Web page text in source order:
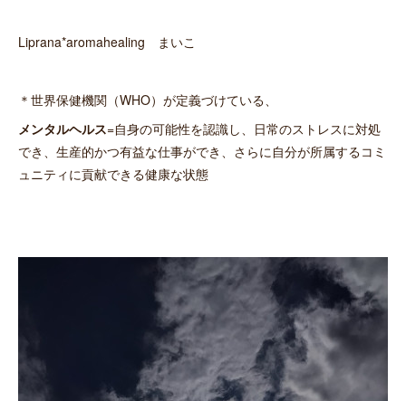
Liprana*aromahealing まいこ
＊世界保健機関（WHO）が定義づけている、
メンタルヘルス=自身の可能性を認識し、日常のストレスに対処
でき、生産的かつ有益な仕事ができ、さらに自分が所属するコミ
ュニティに貢献できる健康な状態